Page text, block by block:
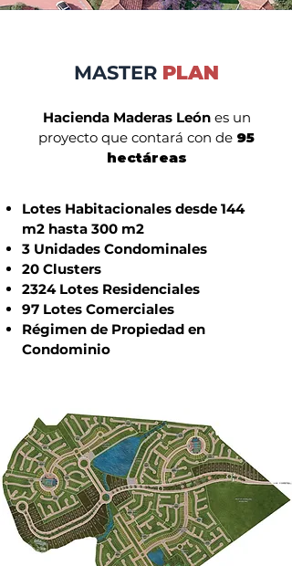
MASTER PLAN
Hacienda Maderas Leónes un
proyecto que contará con de 95
hectáreas
Lotes Habitacionales desde 144
m2 hasta 300 m2
3 Unidades Condominales
20 Clusters
2324 Lotes Residenciales
97 Lotes Comerciales
Régimen de Propiedad en
Condominio